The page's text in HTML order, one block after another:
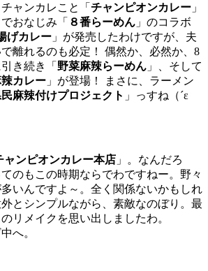
ャンカレこと「 チャンピオンカレー 」
おなじみ「 ８番らーめん 」のコラボ
げカレー 」が発売したわけですが、夫
離れるのも必定！ 偶然か、必然か、8
き続き「 野菜麻辣らーめん 」、そして
辣カレー 」が登場！ まさに、ラーメン
麻辣付けプロジェクト 」っすね（´ε
ャンピオンカレー本店 」。なんだろ
のもこの時期ならでわですねー。野々
いんですよ～。全く関係ないかもしれ
外とシンプルながら、素敵なのぼり。最
のリメイクを思い出しましたわ。
へ。